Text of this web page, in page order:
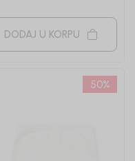
DODAJ U KORPU
50%